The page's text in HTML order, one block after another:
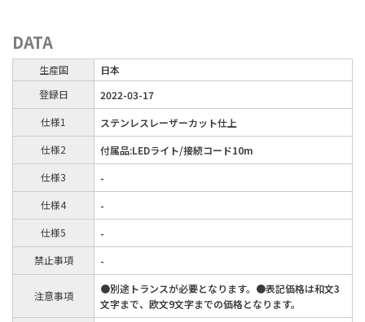
DATA
生産国
日本
登録日
2022-03-17
仕様1
ステンレスレーザーカット仕上
仕様2
付属品:LEDライト/接続コード10m
仕様3
-
仕様4
-
仕様5
-
禁止事項
-
注意事項
●別途トランスが必要となります。●表記価格は和文3
文字まで、欧文9文字までの価格となります。